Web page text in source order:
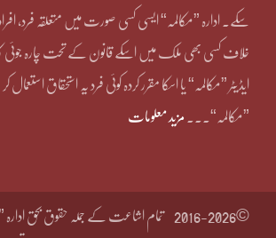
سکے۔ ادارہ ”مکالمہ“ ایسی کسی صورت میں متعلقہ فرد،
خلاف کسی بھی ملک میں اسکے قانون کے تحت چارہ جوئی
ایڈیٹر ”مکالمہ“ یا اسکا مقرر کردہ کوئی فرد یہ استحقاق استعمال
”مکالمہ“۔۔۔ مزید معلومات
©2016-2026 تمام اشاعت کے جملہ حقوق بحق ادارہ ”